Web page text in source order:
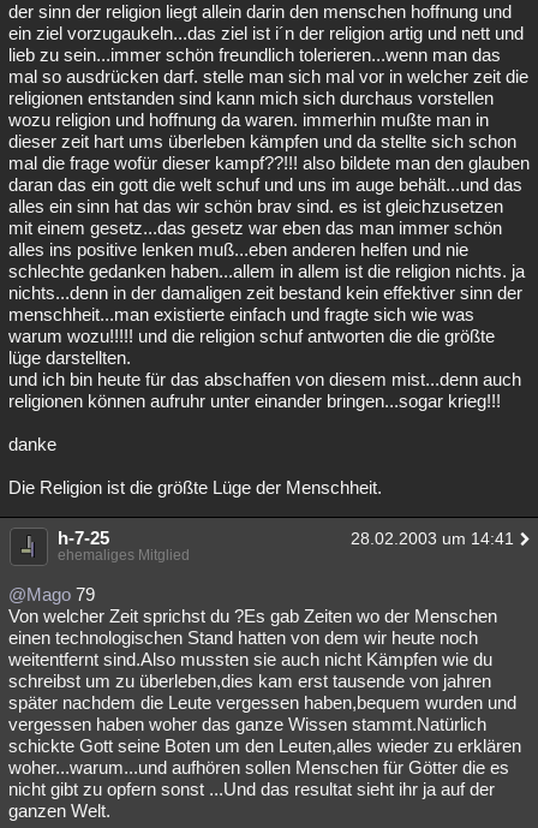
der sinn der religion liegt allein darin den menschen hoffnung und
ein ziel vorzugaukeln...das ziel ist i´n der religion artig und nett und
lieb zu sein...immer schön freundlich tolerieren...wenn man das
mal so ausdrücken darf. stelle man sich mal vor in welcher zeit die
religionen entstanden sind kann mich sich durchaus vorstellen
wozu religion und hoffnung da waren. immerhin mußte man in
dieser zeit hart ums überleben kämpfen und da stellte sich schon
mal die frage wofür dieser kampf??!!! also bildete man den glauben
daran das ein gott die welt schuf und uns im auge behält...und das
alles ein sinn hat das wir schön brav sind. es ist gleichzusetzen
mit einem gesetz...das gesetz war eben das man immer schön
alles ins positive lenken muß...eben anderen helfen und nie
schlechte gedanken haben...allem in allem ist die religion nichts. ja
nichts...denn in der damaligen zeit bestand kein effektiver sinn der
menschheit...man existierte einfach und fragte sich wie was
warum wozu!!!!! und die religion schuf antworten die die größte
lüge darstellten.
und ich bin heute für das abschaffen von diesem mist...denn auch
religionen können aufruhr unter einander bringen...sogar krieg!!!
danke
Die Religion ist die größte Lüge der Menschheit.
h-7-25 28.02.2003 um 14:41
ehemaliges Mitglied
@Mago 79
Von welcher Zeit sprichst du ?Es gab Zeiten wo der Menschen
einen technologischen Stand hatten von dem wir heute noch
weitentfernt sind.Also mussten sie auch nicht Kämpfen wie du
schreibst um zu überleben,dies kam erst tausende von jahren
später nachdem die Leute vergessen haben,bequem wurden und
vergessen haben woher das ganze Wissen stammt.Natürlich
schickte Gott seine Boten um den Leuten,alles wieder zu erklären
woher...warum...und aufhören sollen Menschen für Götter die es
nicht gibt zu opfern sonst ...Und das resultat sieht ihr ja auf der
ganzen Welt.